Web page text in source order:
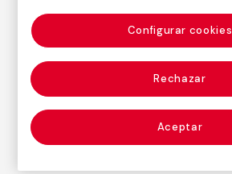
Inscripción/Leyenda
7/5
Autor
Emmet Gowin
Nacimiento: Virginia, 1941
Rechazar
Aceptar
Configurar cookies